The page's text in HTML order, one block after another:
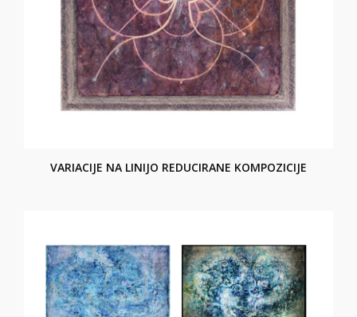
VARIACIJE NA LINIJO REDUCIRANE KOMPOZICIJE